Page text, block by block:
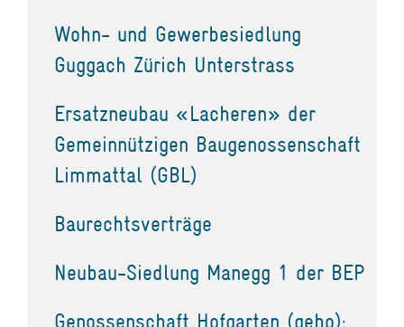
Wohn- und Gewerbesiedlung
Guggach Zürich Unterstrass
Ersatzneubau «Lacheren» der
Gemeinnützigen Baugenossenschaft
Limmattal (GBL)
Baurechtsverträge
Neubau-Siedlung Manegg 1 der BEP
Genossenschaft Hofgarten (geho):